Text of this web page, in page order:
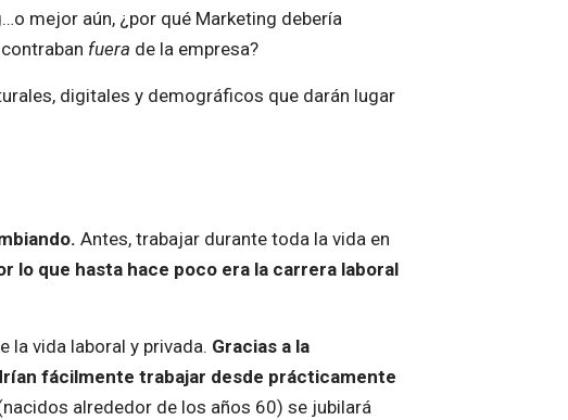
mejor aún, ¿por qué Marketing debería
fuera de la empresa?
digitales y demográficos que darán lugar
Antes, trabajar durante toda la vida en
lo que hasta hace poco era la carrera laboral
la vida laboral y privada. Gracias a la
fácilmente trabajar desde prácticamente
alrededor de los años 60) se jubilará